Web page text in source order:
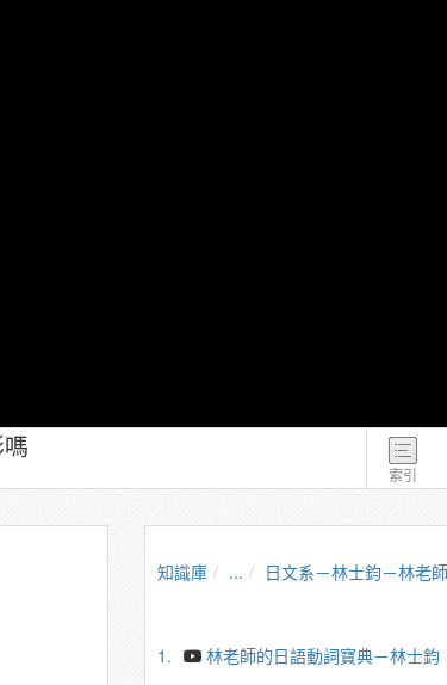
索引
知識庫 ... 日文系－林士鈞－林老
1.
林老師的日語動詞寶典－林士